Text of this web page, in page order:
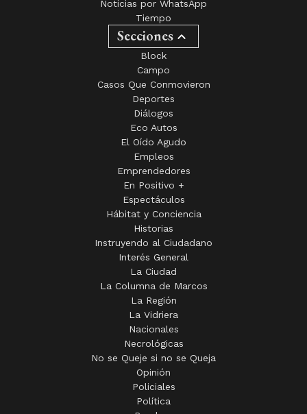
Noticias por WhatsApp
Tiempo
Secciones
Block
Campo
Casos Que Conmovieron
Deportes
Diálogos
Eco Autos
El Oído Agudo
Empleos
Emprendedores
En Positivo +
Espectáculos
Hábitat y Conciencia
Historias
Instruyendo al Ciudadano
Interés General
La Ciudad
La Columna de Marcos
La Región
La Vidriera
Nacionales
Necrológicas
No se Queje si no se Queja
Opinión
Policiales
Política